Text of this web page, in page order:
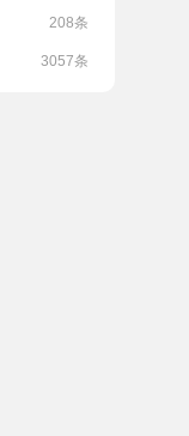
208条
3057条